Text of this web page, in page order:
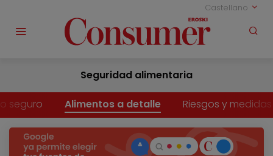
Castellano
Seguridad alimentaria
seguro Alimentos a detalle Riesgos y medidas